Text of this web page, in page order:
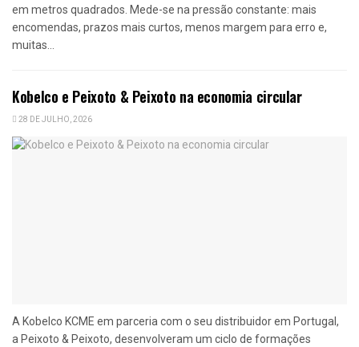
em metros quadrados. Mede-se na pressão constante: mais
encomendas, prazos mais curtos, menos margem para erro e,
muitas...
Kobelco e Peixoto & Peixoto na economia circular
28 DE JULHO, 2026
A Kobelco KCME em parceria com o seu distribuidor em Portugal,
a Peixoto & Peixoto, desenvolveram um ciclo de formações